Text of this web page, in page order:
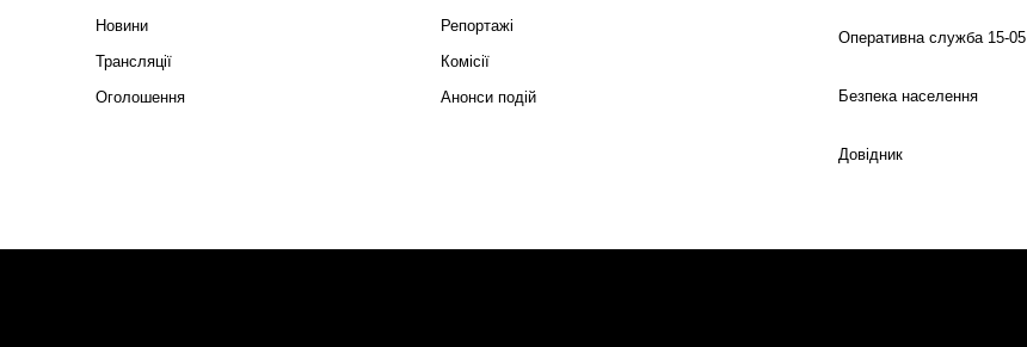
Новини
Репортажі
Трансляції
Комісії
Оголошення
Анонси подій
Оперативна служба 15-05
Безпека населення
Довідник